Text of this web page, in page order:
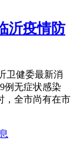
沂疫情防
卫健委最新消
例无症状感染
，全市尚有在市